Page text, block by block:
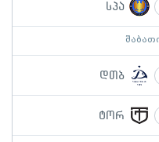
სპა
დთბ
ტორ